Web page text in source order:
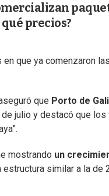
precios?
que ya comenzaron
que Porto de
julio y destacó que
mostrando un
similar a la